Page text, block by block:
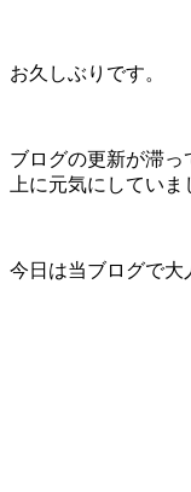
お久しぶりです。
ブログの更新が滞っ
上に元気にしていま
今日は当ブログで大